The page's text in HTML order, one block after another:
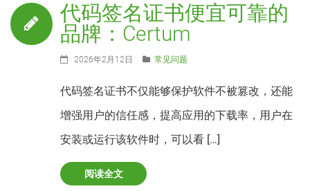
代码签名证书便宜可靠的
品牌：Certum
2026年2月12日 常见问题
代码签名证书不仅能够保护软件不被篡改，还能
增强用户的信任感，提高应用的下载率，用户在
安装或运行该软件时，可以看 […]
阅读全文